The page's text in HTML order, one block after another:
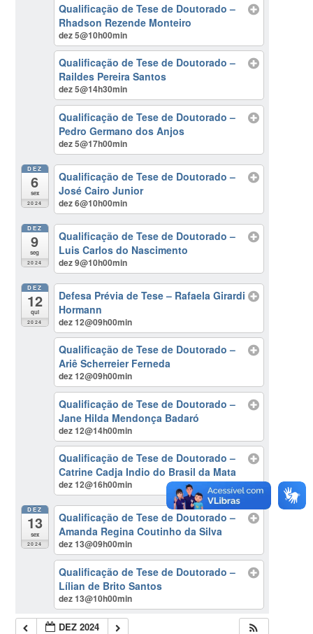
Qualificação de Tese de Doutorado –
Rhadson Rezende Monteiro
dez 5@10h00min
Qualificação de Tese de Doutorado –
Raildes Pereira Santos
dez 5@14h30min
Qualificação de Tese de Doutorado –
Pedro Germano dos Anjos
dez 5@17h00min
DEZ
6
sex
2024
Qualificação de Tese de Doutorado –
José Cairo Junior
dez 6@10h00min
DEZ
9
seg
2024
Qualificação de Tese de Doutorado –
Luis Carlos do Nascimento
dez 9@10h00min
DEZ
12
qui
2024
Defesa Prévia de Tese – Rafaela Girardi
Hormann
dez 12@09h00min
Qualificação de Tese de Doutorado –
Ariê Scherreier Ferneda
dez 12@09h00min
Qualificação de Tese de Doutorado –
Jane Hilda Mendonça Badaró
dez 12@14h00min
Qualificação de Tese de Doutorado –
Catrine Cadja Indio do Brasil da Mata
dez 12@16h00min
DEZ
13
sex
2024
Qualificação de Tese de Doutorado –
Amanda Regina Coutinho da Silva
dez 13@09h00min
Qualificação de Tese de Doutorado –
Lílian de Brito Santos
dez 13@10h00min
DEZ 2024